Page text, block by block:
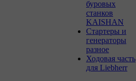
буровых
станков
KAISHAN
Стартеры и
генераторы
разное
Ходовая часть
для Liebherr